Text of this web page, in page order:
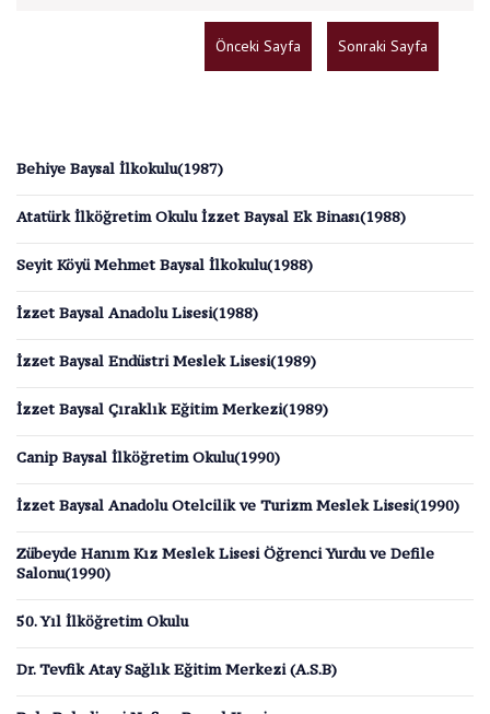
Behiye Baysal İlkokulu(1987)
Atatürk İlköğretim Okulu İzzet Baysal Ek Binası(1988)
Seyit Köyü Mehmet Baysal İlkokulu(1988)
İzzet Baysal Anadolu Lisesi(1988)
İzzet Baysal Endüstri Meslek Lisesi(1989)
İzzet Baysal Çıraklık Eğitim Merkezi(1989)
Canip Baysal İlköğretim Okulu(1990)
İzzet Baysal Anadolu Otelcilik ve Turizm Meslek Lisesi(1990)
Zübeyde Hanım Kız Meslek Lisesi Öğrenci Yurdu ve Defile
Salonu(1990)
50. Yıl İlköğretim Okulu
Dr. Tevfik Atay Sağlık Eğitim Merkezi (A.S.B)
Sonraki Sayfa
Önceki Sayfa